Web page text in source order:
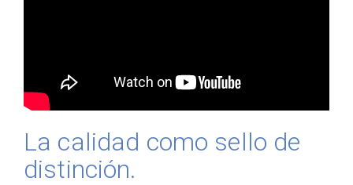
La calidad como sello de
distinción.